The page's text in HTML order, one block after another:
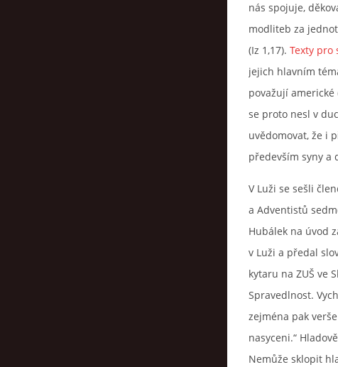
nás spojuje,
modliteb za
(Iz 1,17). Texty pro
jejich hlavním
považují
se proto nesl v
uvědomovat, že i
především syny a
V Luži se sešli
a Adventistů
Hubálek na úvod
v Luži a předal
kytaru na ZUŠ ve
Spravedlnost.
zejména pak
nasyceni.“
Nemůže sklopit